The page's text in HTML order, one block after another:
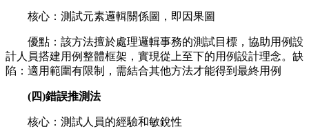
核心：測試元素邏輯關係圖，即因果圖
優點：該方法擅於處理邏輯事務的測試目標，協助用例設
計人員搭建用例整體框架，實現從上至下的用例設計理念。缺
陷：適用範圍有限制，需結合其他方法才能得到最終用例
(四)錯誤推測法
核心：測試人員的經驗和敏銳性